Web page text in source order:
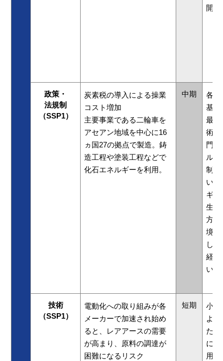
開発
政策・
法規制
（SSP1）
炭素税の導入による操業
コスト増加
主要事業である二輪車を
アセアン地域を中心に16
ヵ国27の拠点で製造。鋳
造工程や塗装工程などで
化石エネルギーを利用。
中期
各国
基準
最小
術セ
門は
ル
制動
いま
ギー
生可
方法
境委
し
経て
いま
技術
（SSP1）
電動化への取り組みが各
メーカーで加速され始め
ると、レアアースの需要
が高まり、原料の調達が
困難になるリスク
短期
小型
よ
ため
にて
用